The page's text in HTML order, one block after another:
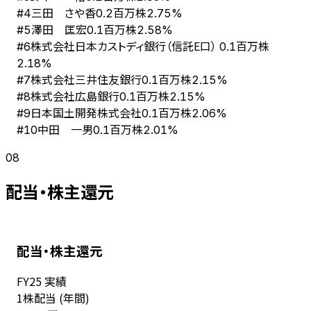
#4三田 さや香0.2百万株2.75%
#5澤田 匡宏0.1百万株2.58%
#6株式会社日本カストディ銀行（信託E口） 0.1百万株
2.18%
#7株式会社三井住友銀行0.1百万株2.15%
#8株式会社広島銀行0.1百万株2.15%
#9日本国土開発株式会社0.1百万株2.06%
#10中田 一男0.1百万株2.01%
08
配当・株主還元
配当・株主還元
FY25 実績
1株配当 (年間)